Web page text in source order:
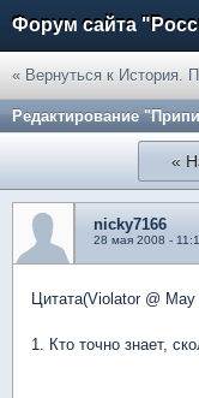
Форум сайта
« Вернуться к История.
Редактирование
«
nicky7166
28 мая 2008 -
Цитата(Violator @
1. Кто точно знает,